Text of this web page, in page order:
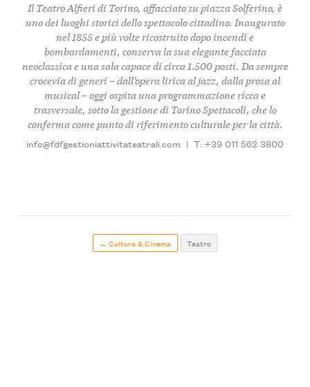
Il Teatro Alfieri di Torino, affacciato su piazza Solferino, è
uno dei luoghi storici dello spettacolo cittadino. Inaugurato
nel 1855 e più volte ricostruito dopo incendi e
bombardamenti, conserva la sua elegante facciata
neoclassica e una sala capace di circa 1.500 posti. Da sempre
crocevia di generi – dall’opera lirica al jazz, dalla prosa al
musical – oggi ospita una programmazione ricca e
trasversale, sotto la gestione di Torino Spettacoli, che lo
conferma come punto di riferimento culturale per la città.
info@fdfgestioniattivitateatrali.com | T: +39 011 562 3800
← Cultura & Cinema Teatro